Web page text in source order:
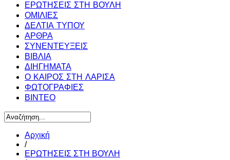
ΕΡΩΤΗΣΕΙΣ ΣΤΗ ΒΟΥΛΗ
ΟΜΙΛΙΕΣ
ΔΕΛΤΙΑ ΤΥΠΟΥ
ΑΡΘΡΑ
ΣΥΝΕΝΤΕΥΞΕΙΣ
ΒΙΒΛΙΑ
ΔΙΗΓΗΜΑΤΑ
Ο ΚΑΙΡΟΣ ΣΤΗ ΛΑΡΙΣΑ
ΦΩΤΟΓΡΑΦΙΕΣ
ΒΙΝΤΕΟ
Αρχική
/
ΕΡΩΤΗΣΕΙΣ ΣΤΗ ΒΟΥΛΗ